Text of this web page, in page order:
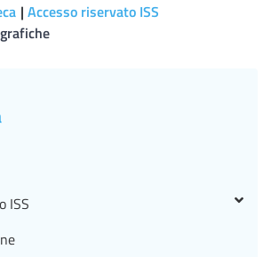
Accesso riservato ISS
ISS